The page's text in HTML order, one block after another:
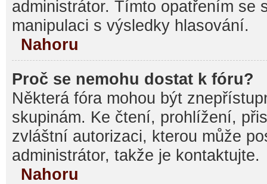
administrátor. Tímto opatřením se
manipulaci s výsledky hlasování.
Nahoru
Proč se nemohu dostat k fóru?
Některá fóra mohou být
skupinám. Ke čtení, prohlížení,
zvláštní autorizaci, kterou může
administrátor, takže je kontaktujte.
Nahoru